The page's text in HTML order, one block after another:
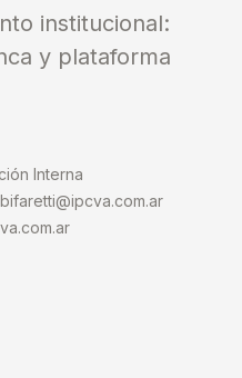
institucional:
y plataforma
Interna